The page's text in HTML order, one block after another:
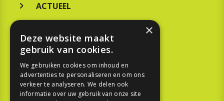
ACTUEEL
KOOPGIDS
TESTEN
SPORT
×
Deze website maakt
gebruik van cookies.
We gebruiken cookies om inhoud en
advertenties te personaliseren en om ons
verkeer te analyseren. We delen ook
informatie over uw gebruik van onze site